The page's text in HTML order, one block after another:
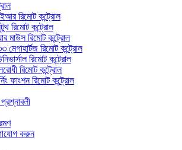
রিমোট কন্ট্রোল
রিমোট কন্ট্রোল
মাউস রিমোট কন্ট্রোল
মেগাহার্টজ রিমোট কন্ট্রোল
রিমোট কন্ট্রোল
রিমোট কন্ট্রোল
ফাংশন রিমোট কন্ট্রোল
করুন